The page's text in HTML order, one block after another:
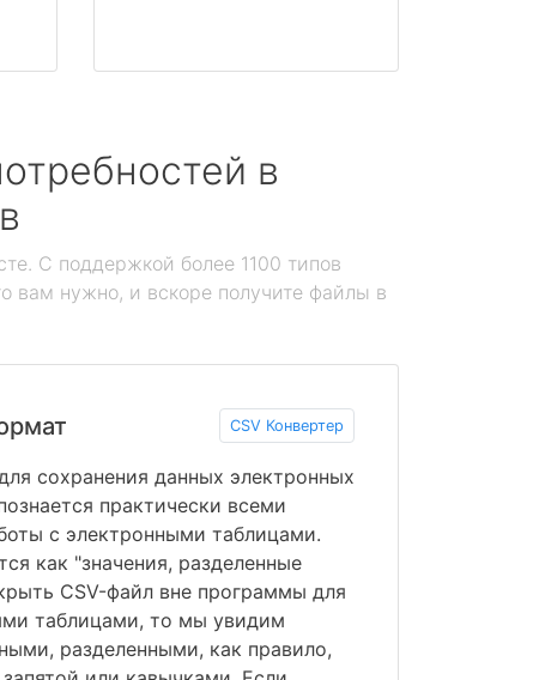
в
С поддержкой более 1100 типов
вам нужно, и вскоре получите файлы в
CSV Конвертер
сохранения данных электронных
практически всеми
с электронными таблицами.
как "значения, разделенные
CSV-файл вне программы для
таблицами, то мы увидим
разделенными, как правило,